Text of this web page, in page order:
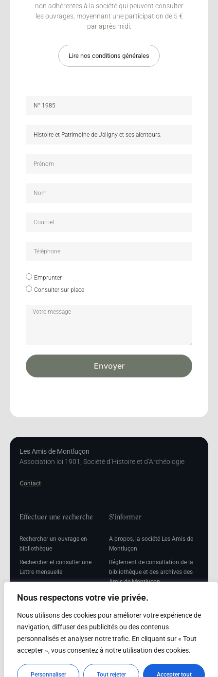
Nous respectons votre vie privée.
Nous utilisons des cookies pour améliorer votre expérience de
navigation, diffuser des publicités ou des contenus
personnalisés et analyser notre trafic. En cliquant sur « Tout
accepter », vous consentez à notre utilisation des cookies.
Personnaliser Tout rejeter Accepter tout
non adhérentes à la société qui peuvent consulter
les ouvrages, moyennant une participation de 5 €
par après midi.
Lire nos conditions générales
Emprunter
Consulter sur place
Envoyer
Les Amis de Montluçon
Association loi 1901, Société d’Histoire et d’Archéologie
Contact
Effectuer une recherche
Rechercher un ouvrage en
bibliothèque
Rechercher et consulter une
Lettre mensuelle
mensuelle
S'informer
A propos, la société Les Amis de
Montluçon
Réglement de consultation de la
bibliothèque et des archives des
Amis de Montluçon
Mentions légales
Adhérer